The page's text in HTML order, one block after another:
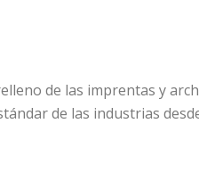
de las imprentas y
de las industrias